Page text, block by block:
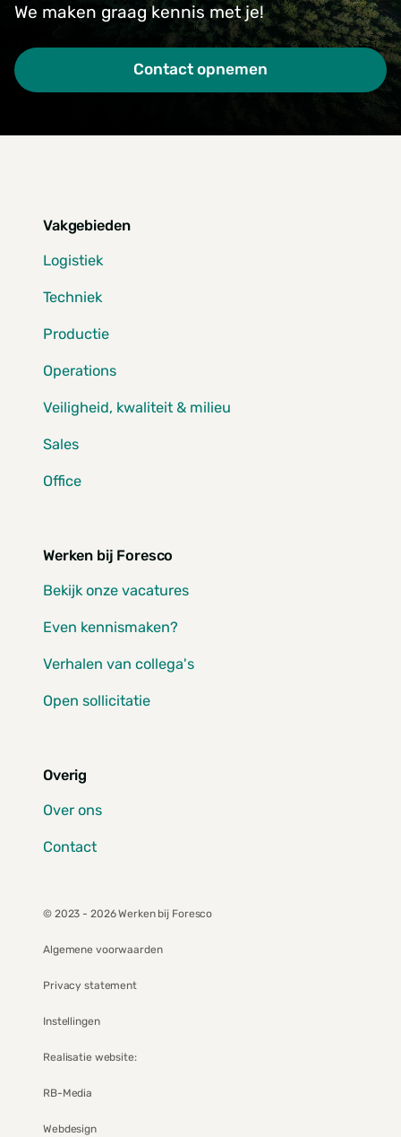
We maken graag kennis met je!
Contact opnemen
Vakgebieden
Logistiek
Techniek
Productie
Operations
Veiligheid, kwaliteit & milieu
Sales
Office
Werken bij Foresco
Bekijk onze vacatures
Even kennismaken?
Verhalen van collega's
Open sollicitatie
Overig
Over ons
Contact
© 2023 - 2026 Werken bij Foresco
Algemene voorwaarden
Privacy statement
Instellingen
Realisatie website:
RB-Media
Webdesign